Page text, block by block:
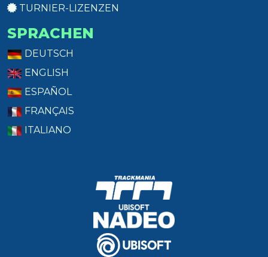
TURNIER-LIZENZEN
SPRACHEN
DEUTSCH
ENGLISH
ESPAÑOL
FRANÇAIS
ITALIANO